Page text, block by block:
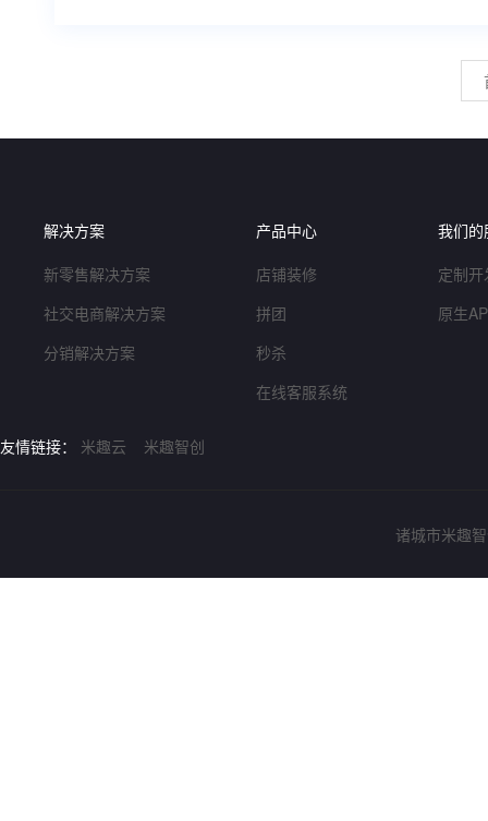
解决方案
新零售解决方案
社交电商解决方案
分销解决方案
产品中心
店铺装修
拼团
秒杀
在线客服系统
我们的
定制
原生
友情链接： 米趣云 米趣智创
诸城市米趣